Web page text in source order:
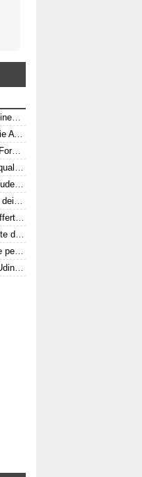
Google "Fonti preferite", aggiungi subito TuttoUdinese e personalizza le tue notizie
Udinese, la formazione tipo di Runjaic per la Serie A 2026/2027
Dove vedere Udinese, Barcellona e Nottingham Forest in tv e streaming | FVG Cup
Indisponibili Udinese: l'elenco degli infortunati, squalificati e diffidati
Calciomercato Udinese, il piano di Runjaic per Gudelj: l'ex Siviglia avrà un nuovo ruolo
Calendario Udinese Serie A 2026/2027, le partite dei bianconeri: date e orari
Atalanta in pressing su Kristensen: le cifre dell'offerta e la netta condizione dell'Udinese
Calendario Apu Udine Serie A 2026/2027, le partite dei bianconeri in Lba: date e orari
Colpo di scena Barcellona: Araujo salta l'Udinese per volare a Liverpool! Le 3 assenze di Flick
Kamara: "A 32 anni devo essere un leader per l'Udinese, Zaniolo ha fatto un'ottima scelta"